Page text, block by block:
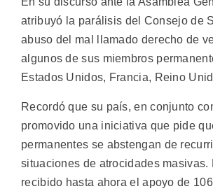
atribuyó la parálisis del Consejo de
abuso del mal llamado derecho de
algunos de sus miembros
Estados Unidos, Francia, Reino
Recordó que su país, en conjunto
promovido una iniciativa que pide
permanentes se abstengan de
situaciones de atrocidades masivas.
recibido hasta ahora el apoyo de